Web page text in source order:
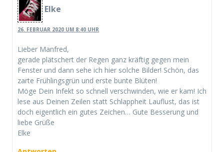
Elke
26. FEBRUAR 2020 UM 8:40 UHR
Lieber Manfred,
gerade plätschert der Regen ganz kräftig gegen mein
Fenster und dann sehe ich hier solche Bilder! Schön, das
zarte Frühlingsgrün und erste bunte Blüten!
Möge Dein Infekt so schnell verschwinden, wie er kam! Ich
lese aus Deinen Zeilen statt Schlappheit Lauflust, das ist
doch eigentlich ein gutes Zeichen… Gute Besserung und
liebe Grüße
Elke